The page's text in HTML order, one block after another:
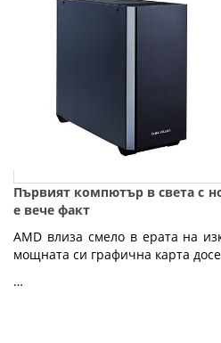
Първият компютър в света с
е вече факт
AMD влиза смело в ерата на
мощната си графична карта
…